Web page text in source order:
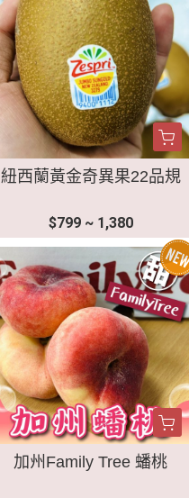
紐西蘭黃金奇異果22品規
$799 ~ 1,380
加州Family Tree 蟠桃